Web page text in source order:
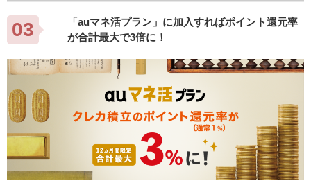
03
「auマネ活プラン」に加入すればポイント還元率
が合計最大で3倍に！